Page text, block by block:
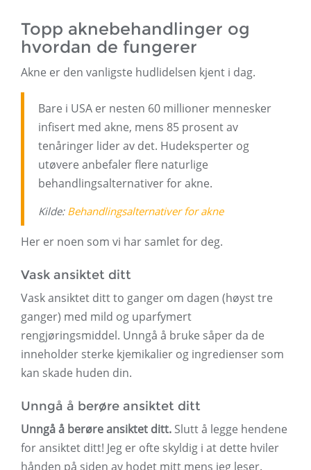
Topp aknebehandlinger og
hvordan de fungerer
Akne er den vanligste hudlidelsen kjent i dag.
Bare i USA er nesten 60 millioner mennesker
infisert med akne, mens 85 prosent av
tenåringer lider av det. Hudeksperter og
utøvere anbefaler flere naturlige
behandlingsalternativer for akne.
Kilde: Behandlingsalternativer for akne
Her er noen som vi har samlet for deg.
Vask ansiktet ditt
Vask ansiktet ditt to ganger om dagen (høyst tre
ganger) med mild og uparfymert
rengjøringsmiddel. Unngå å bruke såper da de
inneholder sterke kjemikalier og ingredienser som
kan skade huden din.
Unngå å berøre ansiktet ditt
Unngå å berøre ansiktet ditt. Slutt å legge hendene
for ansiktet ditt! Jeg er ofte skyldig i at dette hviler
hånden på siden av hodet mitt mens jeg leser.